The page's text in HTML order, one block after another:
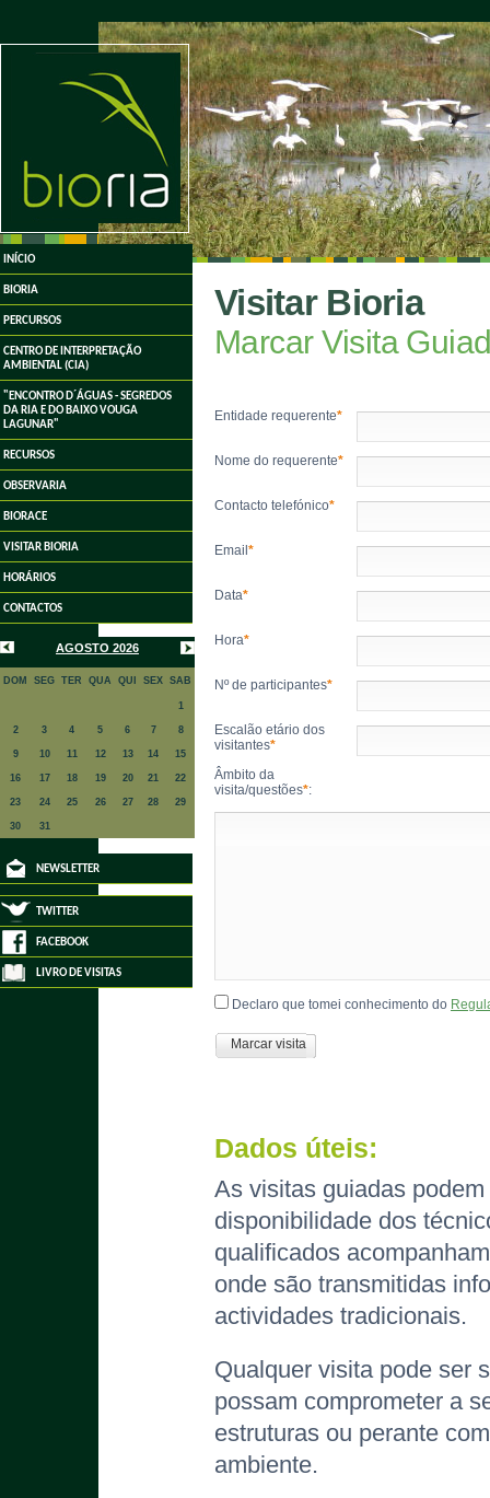
undefined
INÍCIO
BIORIA
PERCURSOS
CENTRO DE INTERPRETAÇÃO
AMBIENTAL (CIA)
"ENCONTRO D´ÁGUAS - SEGREDOS
DA RIA E DO BAIXO VOUGA
LAGUNAR"
RECURSOS
OBSERVARIA
BIORACE
VISITAR BIORIA
HORÁRIOS
CONTACTOS
AGOSTO 2026
DOM SEG TER QUA QUI SEX SAB
1
2 3 4 5 6 7 8
9 10 11 12 13 14 15
16 17 18 19 20 21 22
23 24 25 26 27 28 29
30 31
NEWSLETTER
TWITTER
FACEBOOK
LIVRO DE VISITAS
Visitar Bioria
Marcar Visita
Entidade requerente*
Nome do requerente*
Contacto telefónico*
Email *
Data*
Hora*
Nº de participantes*
Escalão etário dos
visitantes*
Âmbito da
visita/questões*:
Declaro que tomei conhecimento do
Marcar visita
Dados úteis:
As visitas guiadas
disponibilidade dos
qualificados
onde são transmitidas
actividades tradicionais.
Qualquer visita pode ser
possam comprometer a
estruturas ou perante
ambiente.